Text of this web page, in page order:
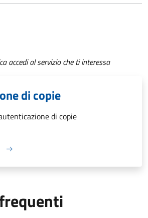
accedi al servizio che ti interessa
di copie
di copie